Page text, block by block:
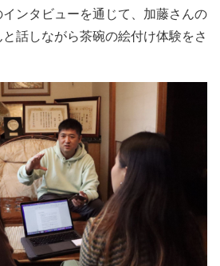
ンタビューを通じて、加藤さんの
話しながら茶碗の絵付け体験をさ